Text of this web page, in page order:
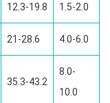
12.3-19.8 1.5-2.0
21-28.6 4.0-6.0
35.3-43.2
8.0-
10.0